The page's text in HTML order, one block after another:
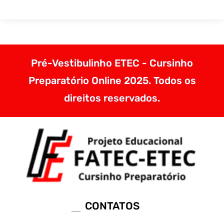
Pré-Vestibulinho ETEC - Cursinho
Preparatório Online 2025. Todos os
direitos reservados.
CONTATOS